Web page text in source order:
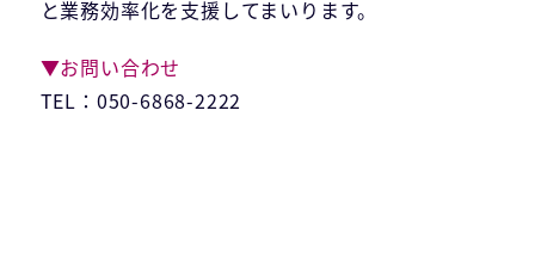
と業務効率化を支援してまいります。
▼お問い合わせ
TEL：050-6868-2222